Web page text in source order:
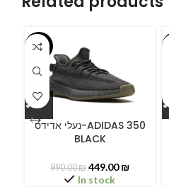
-55%
נעלי אדידס-ADIDAS 350
BLACK
990.00₪ 449.00₪
In stock